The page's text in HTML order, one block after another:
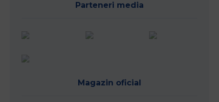
Parteneri media
Magazin oficial